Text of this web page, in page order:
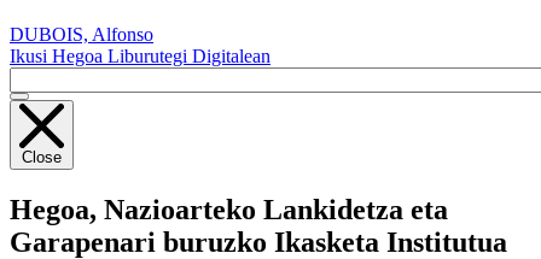
DUBOIS, Alfonso
Ikusi Hegoa Liburutegi Digitalean
Close
Hegoa, Nazioarteko Lankidetza eta
Garapenari buruzko Ikasketa Institutua